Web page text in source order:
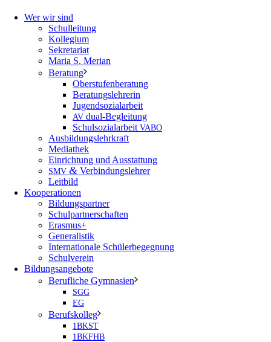
Wer wir sind
Schulleitung
Kollegium
Sekretariat
Maria S. Merian
Beratung
Oberstufenberatung
Beratungslehrerin
Jugendsozialarbeit
AV dual-Begleitung
Schulsozialarbeit VABO
Ausbildungslehrkraft
Mediathek
Einrichtung und Ausstattung
SMV & Verbindungslehrer
Leitbild
Kooperationen
Bildungspartner
Schulpartnerschaften
Erasmus+
Generalistik
Internationale Schülerbegegnung
Schulverein
Bildungsangebote
Berufliche Gymnasien
SGG
EG
Berufskolleg
1BKST
1BKFHB